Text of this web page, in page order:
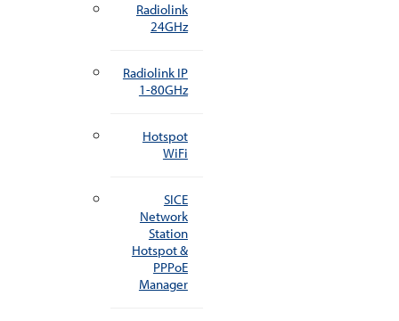
Radiolink
24GHz
Radiolink IP
1-80GHz
Hotspot
WiFi
SICE
Network
Station
Hotspot &
PPPoE
Manager